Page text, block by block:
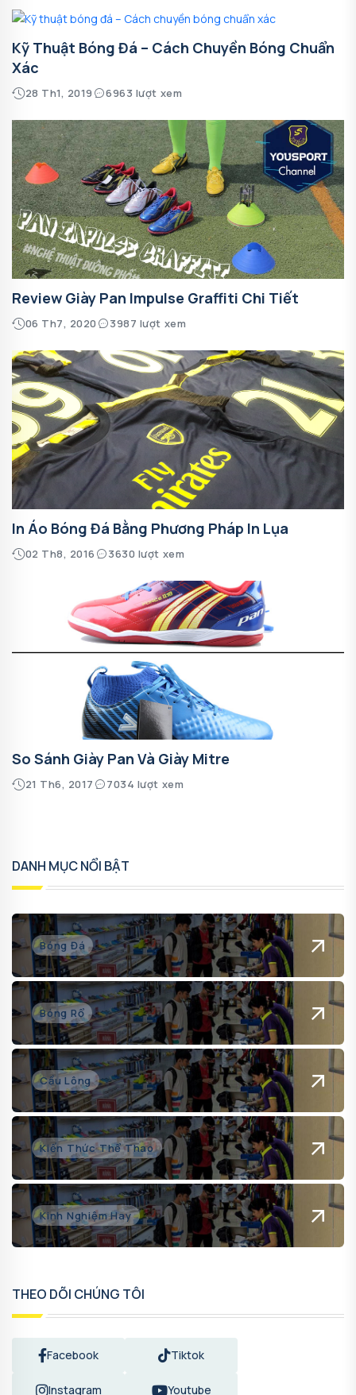
Kỹ Thuật Bóng Đá – Cách Chuyền Bóng Chuẩn
Xác
28 Th1, 2019 6963 lượt xem
Review Giày Pan Impulse Graffiti Chi Tiết
06 Th7, 2020 3987 lượt xem
In Áo Bóng Đá Bằng Phương Pháp In Lụa
02 Th8, 2016 3630 lượt xem
So Sánh Giày Pan Và Giày Mitre
21 Th6, 2017 7034 lượt xem
DANH MỤC NỔI BẬT
Bóng Đá
Bóng Rổ
Cầu Lông
Kiến Thức Thể Thao
Kinh Nghiệm Hay
THEO DÕI CHÚNG TÔI
Facebook Tiktok
Instagram Youtube